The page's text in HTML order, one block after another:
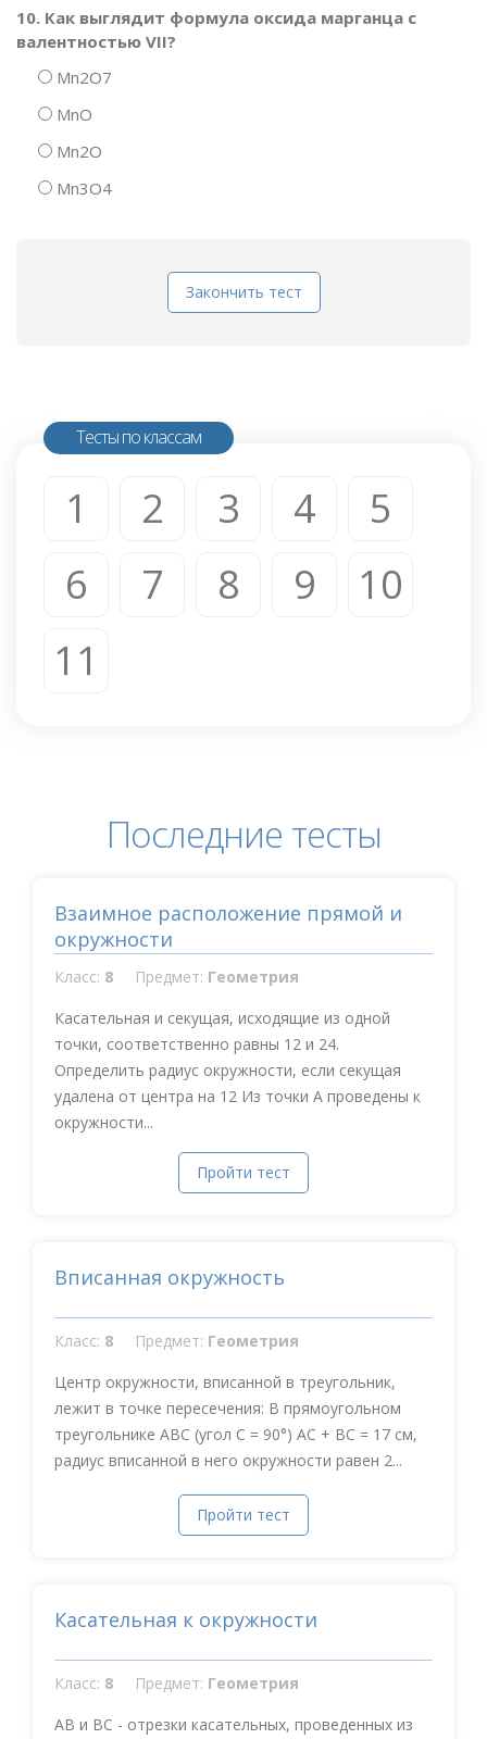
10. Как выглядит формула оксида марганца с
валентностью VII?
Mn2O7
MnO
Mn2O
Mn3O4
Закончить тест
Тесты по классам
1 2 3 4
5
6
7 8 9
10
11
Последние тесты
Взаимное расположение прямой и
окружности
Класс: 8 Предмет: Геометрия
Касательная и секущая, исходящие из одной
точки, соответственно равны 12 и 24.
Определить радиус окружности, если секущая
удалена от центра на 12 Из точки А проведены к
окружности...
Пройти тест
Вписанная окружность
Класс: 8 Предмет: Геометрия
Центр окружности, вписанной в треугольник,
лежит в точке пересечения: В прямоугольном
треугольнике АВС (угол С = 90°) АС + ВС = 17 см,
радиус вписанной в него окружности равен 2...
Пройти тест
Касательная к окружности
Класс: 8 Предмет: Геометрия
АВ и ВС - отрезки касательных, проведенных из